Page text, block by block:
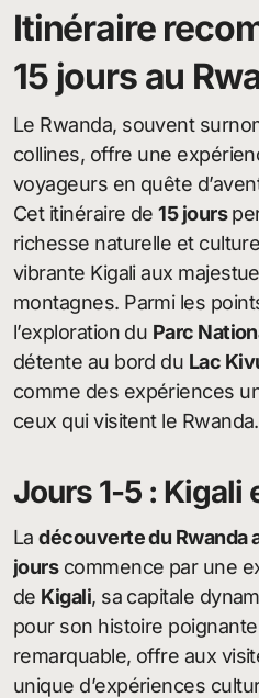
Itinéraire
15 jours au
Le Rwanda, souvent
collines, offre une
voyageurs en quête
Cet itinéraire de15 jours
richesse naturelle et
vibrante Kigali aux
montagnes. Parmi les
l’exploration du Parc
détente au bord du Lac
comme des expériences
ceux qui visitent le Rwanda.
Jours 1-5 : Kigali
Ladécouverte du Rwanda
jourscommence par une
de Kigali, sa capitale
pour son histoire
remarquable, offre aux
unique d’expériences